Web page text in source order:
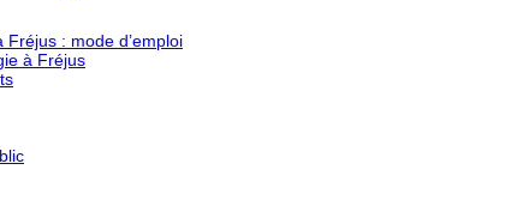
Fréjus : mode d’emploi
à Fréjus